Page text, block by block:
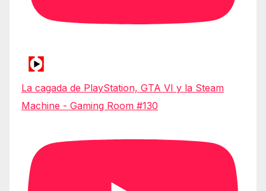
La cagada de PlayStation, GTA VI y la Steam
Machine - Gaming Room #130